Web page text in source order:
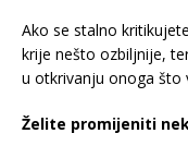
Ako se stalno
krije nešto ozbiljnije,
u otkrivanju onoga što
Želite promijeniti